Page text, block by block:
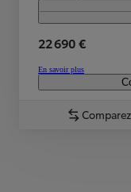
22 690 €
En savoir plus
Comparez